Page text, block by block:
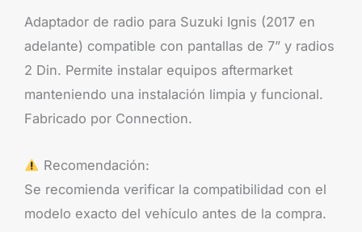
Adaptador de radio para Suzuki Ignis (2017 en
adelante) compatible con pantallas de 7” y radios
2 Din. Permite instalar equipos aftermarket
manteniendo una instalación limpia y funcional.
Fabricado por Connection.
Recomendación:
Se recomienda verificar la compatibilidad con el
modelo exacto del vehículo antes de la compra.